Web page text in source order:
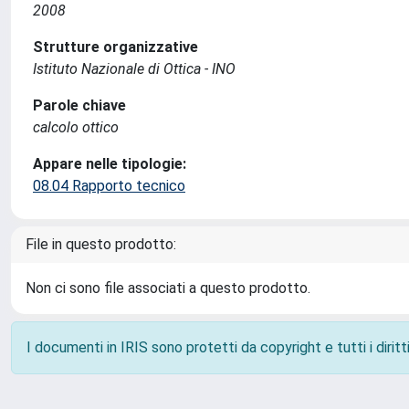
2008
Strutture organizzative
Istituto Nazionale di Ottica - INO
Parole chiave
calcolo ottico
Appare nelle tipologie:
08.04 Rapporto tecnico
File in questo prodotto:
Non ci sono file associati a questo prodotto.
I documenti in IRIS sono protetti da copyright e tutti i